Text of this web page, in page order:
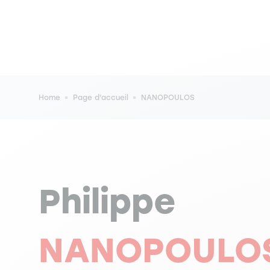
Breadcrumb
Home Page d'accueil NANOPOULOS
Philippe